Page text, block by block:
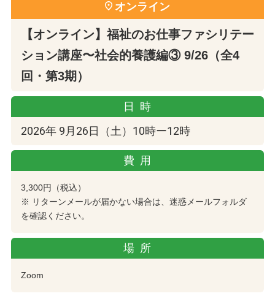
オンライン
【オンライン】福祉のお仕事ファシリテー
ション講座〜社会的養護編③ 9/26（全4
回・第3期）
日時
2026年 9月26日（土）10時ー12時
費用
3,300円（税込）
※ リターンメールが届かない場合は、迷惑メールフォルダ
を確認ください。
場所
Zoom